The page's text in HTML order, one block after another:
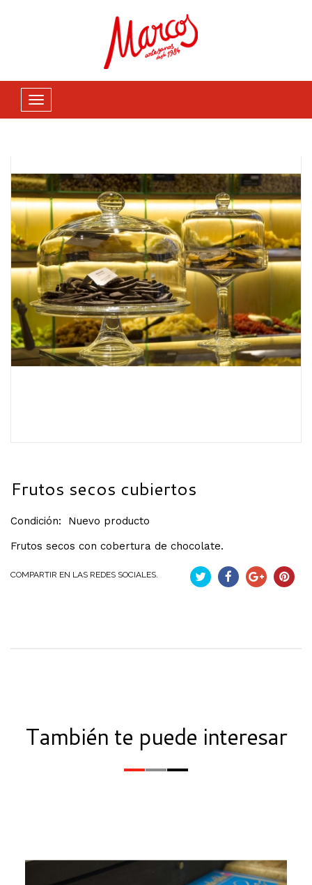
Navegación
de
Casa Chocolate
Frutos secos cubiertos
Condición:
Nuevo producto
Frutos secos con cobertura de chocolate.
COMPARTIR EN LAS REDES SOCIALES.
También te puede interesar